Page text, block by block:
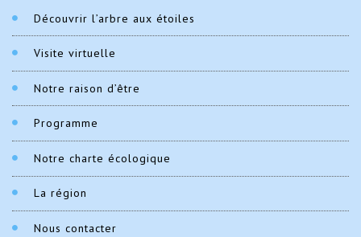
Découvrir l’arbre aux étoiles
Visite virtuelle
Notre raison d’être
Programme
Notre charte écologique
La région
Nous contacter